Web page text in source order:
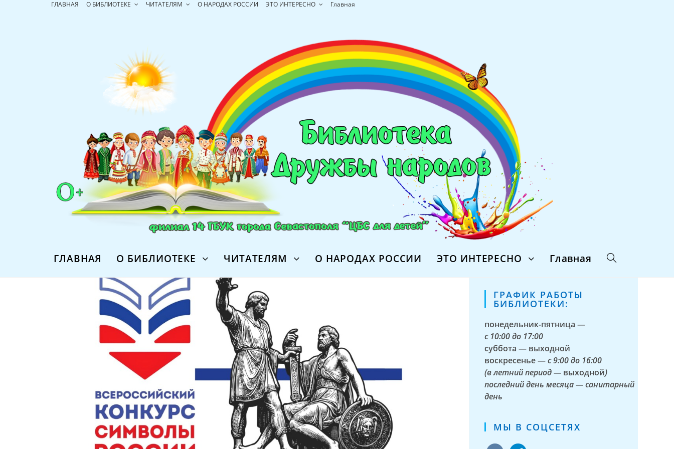
ГЛАВНАЯ О БИБЛИОТЕКЕ ЧИТАТЕЛЯМ О НАРОДАХ РОССИИ ЭТО ИНТЕРЕСНО Главная
ГЛАВНАЯ О БИБЛИОТЕКЕ ЧИТАТЕЛЯМ О НАРОДАХ РОССИИ ЭТО ИНТЕРЕСНО Главная
ГРАФИК РАБОТЫ
БИБЛИОТЕКИ:
понедельник-пятница —
с 10:00 до 17:00
суббота — выходной
воскресенье —с 9:00 до 16:00
(в летний период — выходной)
последний день месяца — санитарный
день
МЫ В СОЦСЕТЯХ